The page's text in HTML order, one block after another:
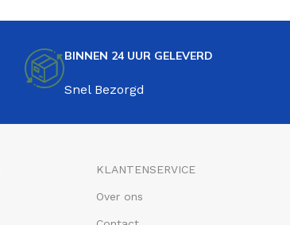
BINNEN 24 UUR GELEVERD
Snel Bezorgd
KLANTENSERVICE
Over ons